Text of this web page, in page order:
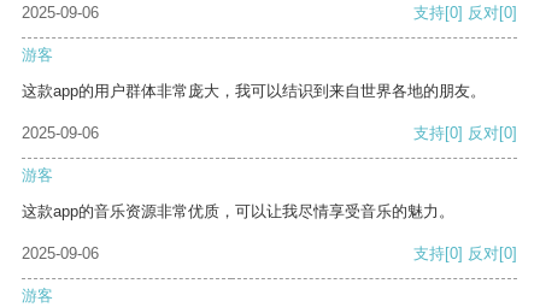
2025-09-06 支持[0] 反对[0]
游客
这款app的用户群体非常庞大，我可以结识到来自世界各地的朋友。
2025-09-06 支持[0] 反对[0]
游客
这款app的音乐资源非常优质，可以让我尽情享受音乐的魅力。
2025-09-06 支持[0] 反对[0]
游客